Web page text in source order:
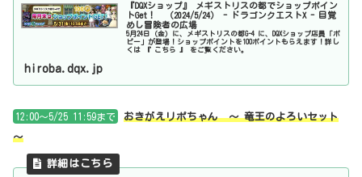
『DQXショップ』 メギストリスの都でショップポイン
トGet！ （2024/5/24） - ドラゴンクエストX - 目覚
めし冒険者の広場
5月24日（金）に、メギストリスの都G-4 に、DQXショップ店員「ポ
ピー」が登場！ショップポイントを100ポイントもらえます！詳し
くは 『 こちら 』 をご覧ください。
hiroba.dqx.jp
12:00～5/25 11:59まで
おきがえリポちゃん ～ 竜王のよろいセット
～